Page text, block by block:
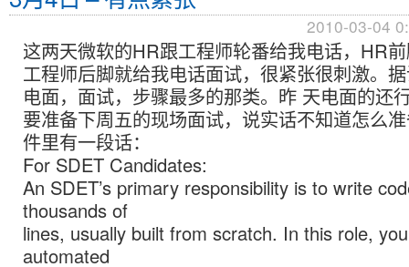
2010-03-04
这两天微软的HR跟工程师轮番给我电话，HR
工程师后脚就给我电话面试，很紧张很刺激。
电面，面试，步骤最多的那类。昨 天电面的还
要准备下周五的现场面试，说实话不知道怎么
件里有一段话：
For SDET Candidates:
An SDET’s primary responsibility is to write
thousands of
lines, usually built from scratch. In this role,
automated